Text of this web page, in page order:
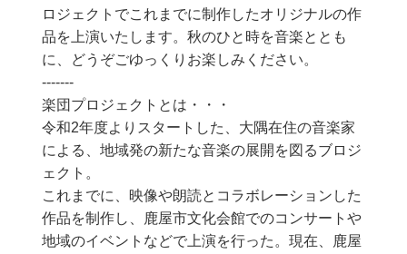
ロジェクトでこれまでに制作したオリジナルの作
品を上演いたします。秋のひと時を音楽ととも
に、どうぞごゆっくりお楽しみください。
-------
楽団プロジェクトとは・・・
令和2年度よりスタートした、大隅在住の音楽家
による、地域発の新たな音楽の展開を図るブロジ
ェクト。
これまでに、映像や朗読とコラボレーションした
作品を制作し、鹿屋市文化会館でのコンサートや
地域のイベントなどで上演を行った。現在、鹿屋